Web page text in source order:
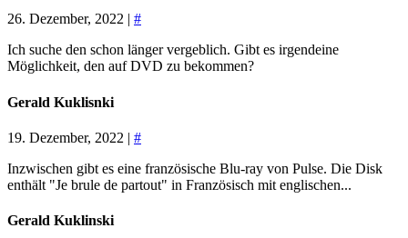
26. Dezember, 2022 | #
Ich suche den schon länger vergeblich. Gibt es irgendeine
Möglichkeit, den auf DVD zu bekommen?
Gerald Kuklisnki
19. Dezember, 2022 | #
Inzwischen gibt es eine französische Blu-ray von Pulse. Die Disk
enthält "Je brule de partout" in Französisch mit englischen...
Gerald Kuklinski